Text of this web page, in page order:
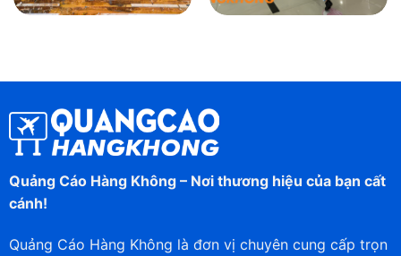
Quảng Cáo Hàng Không – Nơi thương hiệu của bạn cất
cánh!
Quảng Cáo Hàng Không là đơn vị chuyên cung cấp trọn